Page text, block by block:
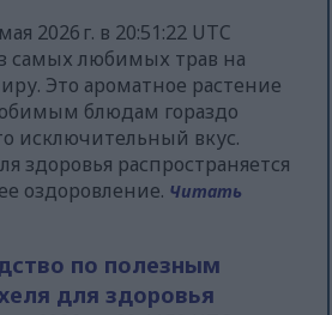
2026 г. в 20:51:22 UTC
самых любимых трав на
Это ароматное растение
блюдам гораздо
исключительный вкус.
здоровья распространяется
оздоровление. Читать
по полезным
для здоровья